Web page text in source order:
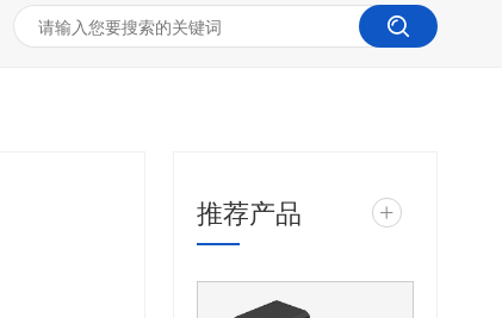
推荐产品 +